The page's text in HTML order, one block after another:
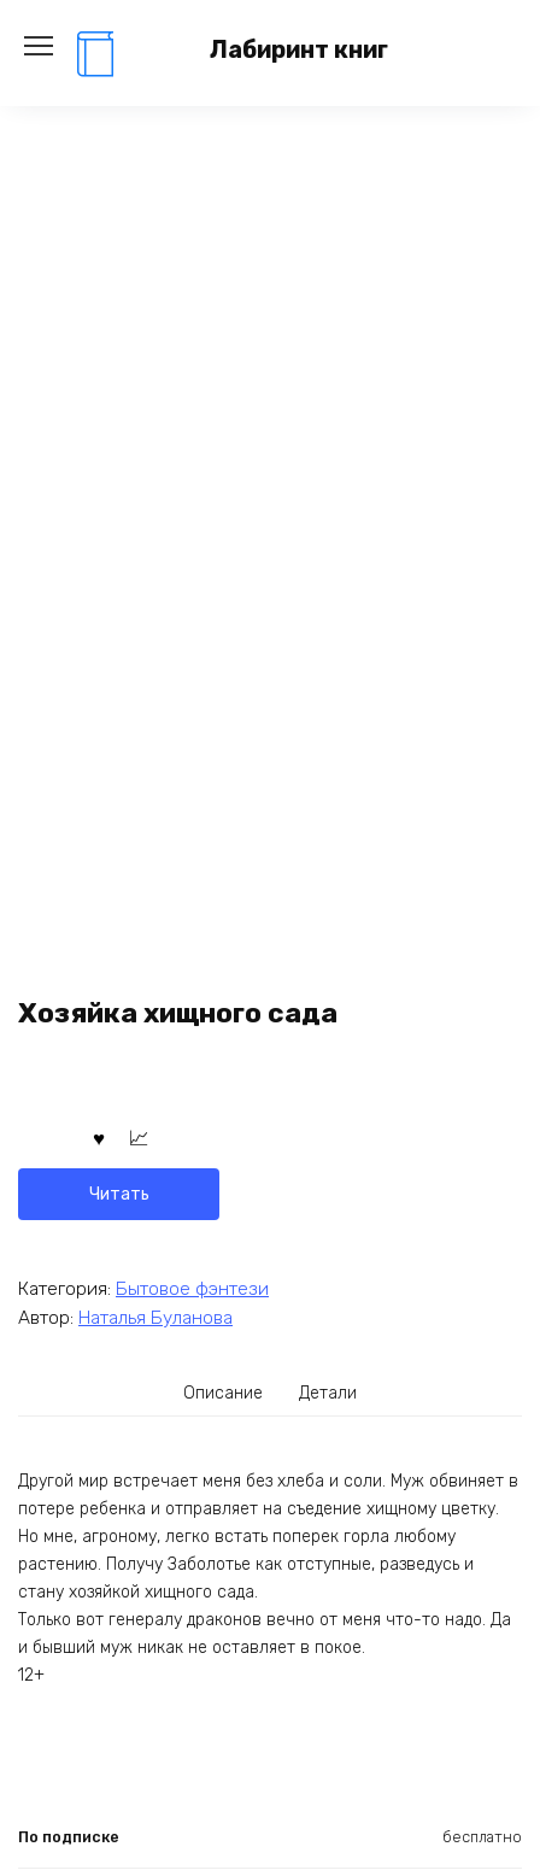
содержанию
Лабиринт книг
Хозяйка хищного сада
Читать
Категория: Бытовое фэнтези
Автор: Наталья Буланова
Описание Детали
Другой мир встречает меня без хлеба и соли. Муж обвиняет в
потере ребенка и отправляет на съедение хищному цветку.
Но мне, агроному, легко встать поперек горла любому
растению. Получу Заболотье как отступные, разведусь и
стану хозяйкой хищного сада.
Только вот генералу драконов вечно от меня что-то надо. Да
и бывший муж никак не оставляет в покое.
12+
По подписке бесплатно